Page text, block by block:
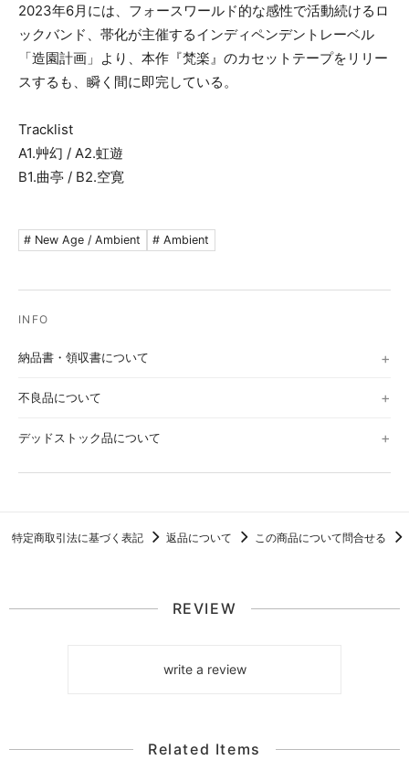
2023年6月には、フォースワールド的な感性で活動続けるロ
ックバンド、帯化が主催するインディペンデントレーベル
「造園計画」より、本作『梵楽』のカセットテープをリリー
スするも、瞬く間に即完している。
Tracklist
A1.艸幻 / A2.虹遊
B1.曲亭 / B2.空寛
# New Age / Ambient # Ambient
納品書・領収書について
不良品について
デッドストック品について
特定商取引法に基づく表記 返品について この商品について問合せる
REVIEW
write a review
Related Items